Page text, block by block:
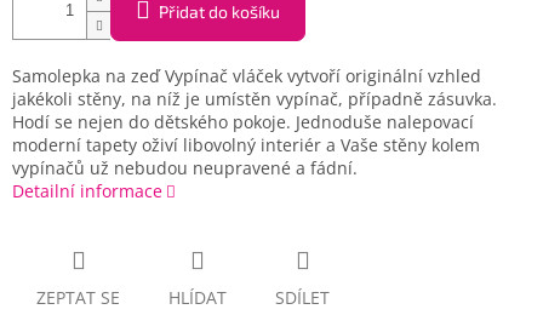
Přidat do košíku
Samolepka na zeď Vypínač vláček vytvoří originální vzhled
jakékoli stěny, na níž je umístěn vypínač, případně zásuvka.
Hodí se nejen do dětského pokoje. Jednoduše nalepovací
moderní tapety oživí libovolný interiér a Vaše stěny kolem
vypínačů už nebudou neupravené a fádní.
Detailní informace
ZEPTAT SE HLÍDAT SDÍLET